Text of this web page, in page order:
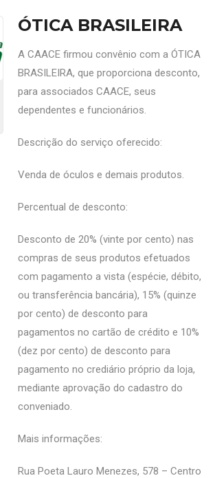
ÓTICA BRASILEIRA
A CAACE firmou convênio com a ÓTICA
BRASILEIRA, que proporciona desconto,
para associados CAACE, seus
dependentes e funcionários.
Descrição do serviço oferecido:
Venda de óculos e demais produtos.
Percentual de desconto:
Desconto de 20% (vinte por cento) nas
compras de seus produtos efetuados
com pagamento a vista (espécie, débito,
ou transferência bancária), 15% (quinze
por cento) de desconto para
pagamentos no cartão de crédito e 10%
(dez por cento) de desconto para
pagamento no crediário próprio da loja,
mediante aprovação do cadastro do
conveniado.
Mais informações:
Rua Poeta Lauro Menezes, 578 – Centro